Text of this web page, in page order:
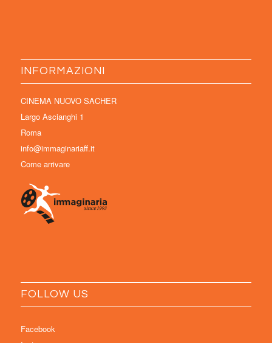
INFORMAZIONI
CINEMA NUOVO SACHER
Largo Ascianghi 1
Roma
info@immaginariaff.it
Come arrivare
FOLLOW US
Facebook